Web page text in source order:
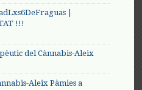
|
!!!
del Cànnabis-Aleix
Aleix Pàmies a